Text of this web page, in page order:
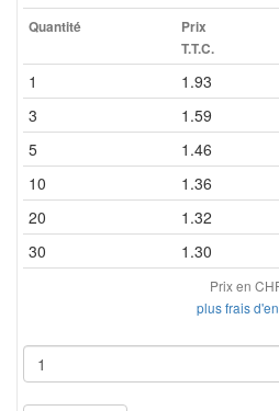
Quantité
Prix
T.T.C.
1 1.93
3 1.59
5 1.46
10 1.36
20 1.32
30 1.30
Prix en
plus frais